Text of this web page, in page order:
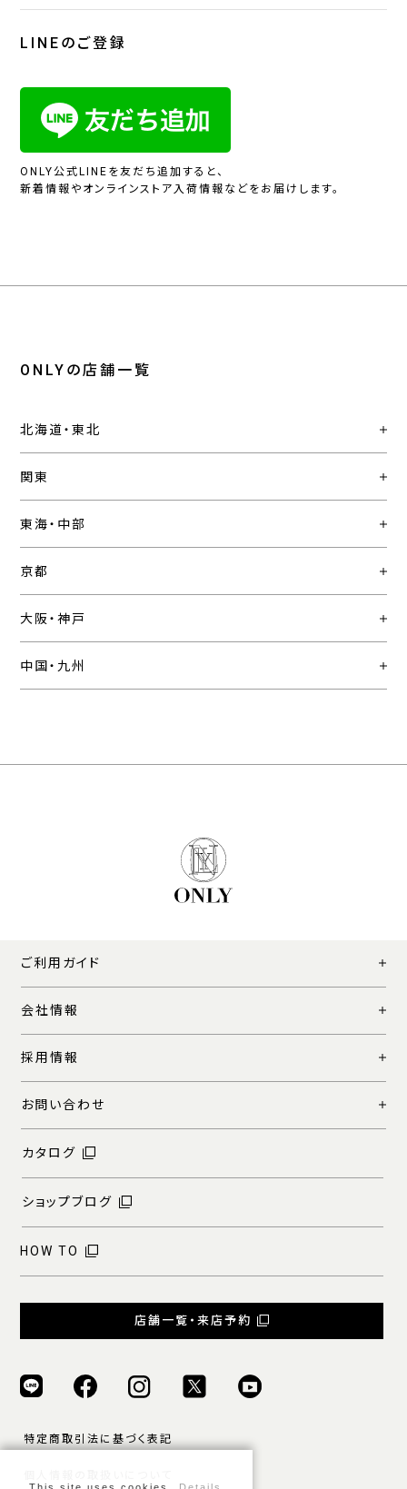
LINEのご登録
ONLY公式LINEを友だち追加すると、
新着情報やオンラインストア入荷情報などをお届けします。
ONLYの店舗一覧
北海道・東北
関東
東海・中部
京都
大阪・神戸
中国・九州
ご利用ガイド
会社情報
採用情報
お問い合わせ
カタログ
ショップブログ
HOW TO
店舗一覧・来店予約
特定商取引法に基づく表記